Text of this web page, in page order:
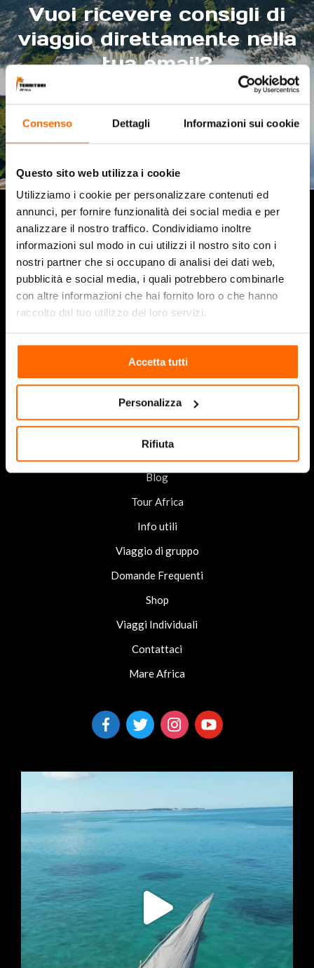
Consenso Dettagli Informazioni sui cookie
Questo sito web utilizza i cookie
Utilizziamo i cookie per personalizzare contenuti ed
annunci, per fornire funzionalità dei social media e per
analizzare il nostro traffico. Condividiamo inoltre
informazioni sul modo in cui utilizzi il nostro sito con i
nostri partner che si occupano di analisi dei dati web,
pubblicità e social media, i quali potrebbero combinarle
con altre informazioni che hai fornito loro o che hanno
raccolto dal tuo utilizzo dei loro servizi.
Accetta tutti
Personalizza
Rifiuta
Vuoi ricevere consigli di
viaggio direttamente nella
tua email?
Sede di Verona
Via Solferino 22 – 37014 Castelnuovo del Garda (VR)
info@territori.africa
Sede di Roma
Via Francesco Caracciolo 16 – 00192 Roma
351 0235976
Chi siamo
Blog
Tour Africa
Info utili
Viaggio di gruppo
Domande Frequenti
Shop
Viaggi Individuali
Contattaci
Mare Africa
facebook-
alt
twitter instagramyoutube